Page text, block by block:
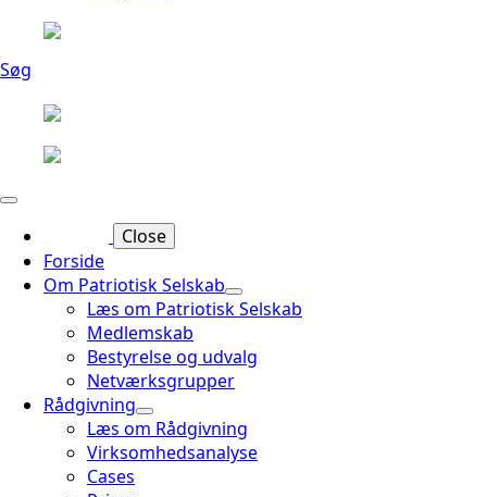
Søg
Close
Forside
Om Patriotisk Selskab
Læs om Patriotisk Selskab
Medlemskab
Bestyrelse og udvalg
Netværksgrupper
Rådgivning
Læs om Rådgivning
Virksomhedsanalyse
Cases